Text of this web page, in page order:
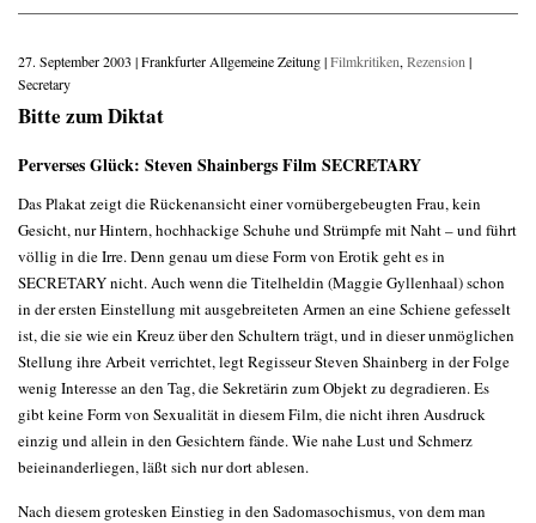
27. September 2003 | Frankfurter Allgemeine Zeitung |Filmkritiken, Rezension |
Secretary
Bitte zum Diktat
Perverses Glück: Steven Shainbergs Film SECRETARY
Das Plakat zeigt die Rückenansicht einer vornübergebeugten Frau, kein
Gesicht, nur Hintern, hochhackige Schuhe und Strümpfe mit Naht – und führt
völlig in die Irre. Denn genau um diese Form von Erotik geht es in
SECRETARY nicht. Auch wenn die Titelheldin (Maggie Gyllenhaal) schon
in der ersten Einstellung mit ausgebreiteten Armen an eine Schiene gefesselt
ist, die sie wie ein Kreuz über den Schultern trägt, und in dieser unmöglichen
Stellung ihre Arbeit verrichtet, legt Regisseur Steven Shainberg in der Folge
wenig Interesse an den Tag, die Sekretärin zum Objekt zu degradieren. Es
gibt keine Form von Sexualität in diesem Film, die nicht ihren Ausdruck
einzig und allein in den Gesichtern fände. Wie nahe Lust und Schmerz
beieinanderliegen, läßt sich nur dort ablesen.
Nach diesem grotesken Einstieg in den Sadomasochismus, von dem man